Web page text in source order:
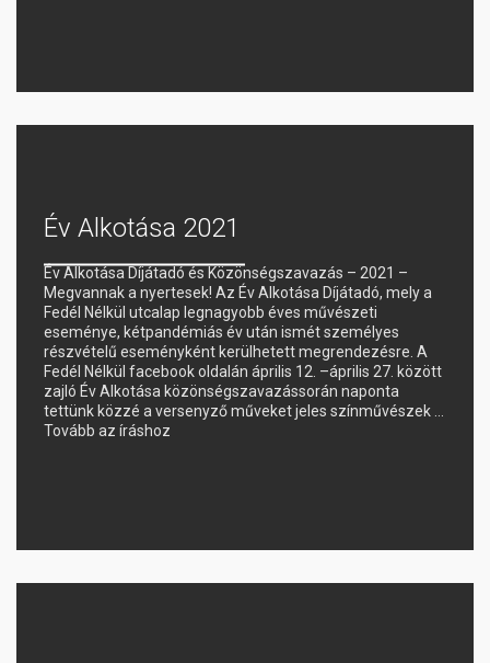
Év Alkotása 2021
Év Alkotása Díjátadó és Közönségszavazás – 2021 –
Megvannak a nyertesek! Az Év Alkotása Díjátadó, mely a
Fedél Nélkül utcalap legnagyobb éves művészeti
eseménye, kétpandémiás év után ismét személyes
részvételű eseményként kerülhetett megrendezésre. A
Fedél Nélkül facebook oldalán április 12. –április 27. között
zajló Év Alkotása közönségszavazássorán naponta
tettünk közzé a versenyző műveket jeles színművészek …
Tovább az íráshoz